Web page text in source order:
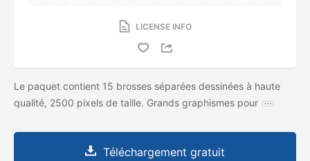
LICENSE INFO
Le paquet contient 15 brosses séparées dessinées à haute
qualité, 2500 pixels de taille. Grands graphismes pour
Téléchargement gratuit